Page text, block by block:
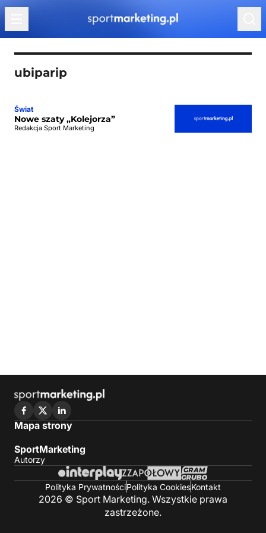
Przejdź do treści
ubiparip
Świat
Nowe szaty „Kolejorza”
Redakcja Sport Marketing
Mapa strony
SportMarketing
Autorzy
Polityka PrywatnościPolityka CookiesKontakt
2026 © Sport Marketing. Wszystkie prawa
zastrzeżone.